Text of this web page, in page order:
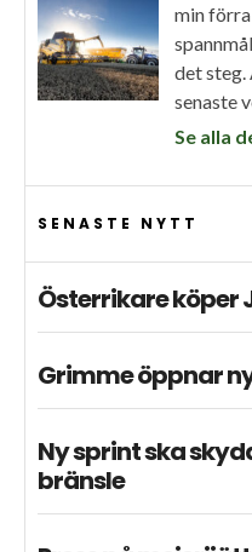
min
det steg.
senaste
Se alla
SENASTE NYTT
Österrikare köper
Grimme öppnar
Ny sprint ska
bränsle